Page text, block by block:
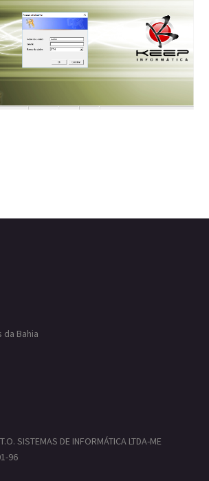
da Bahia
SISTEMAS DE INFORMÁTICA LTDA-ME
96